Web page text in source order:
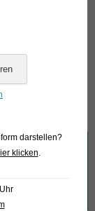
auf
darstellen?
klicken